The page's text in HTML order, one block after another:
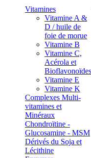
Vitamines
Vitamine A &
D / huile de
foie de morue
Vitamine B
Vitamine C,
Acérola et
Bioflavonoïdes
Vitamine E
Vitamine K
Complexes Multi-
vitamines et
Minéraux
Chondroïtine -
Glucosamine - MSM
Dérivés du Soja et
Lécithine